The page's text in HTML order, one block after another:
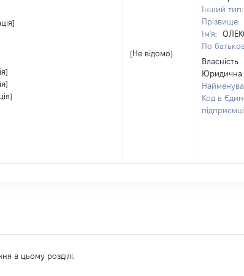
[Не відомо]
Інший тип:
Прізвище:
Ім'я:
По
Власність
Юридична
Код в
в цьому розділі.